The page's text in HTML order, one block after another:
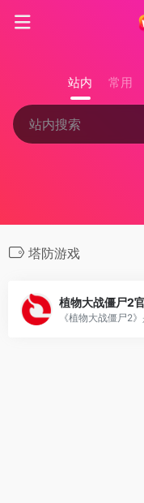
站内 常用
塔防游戏
植物大战僵尸2